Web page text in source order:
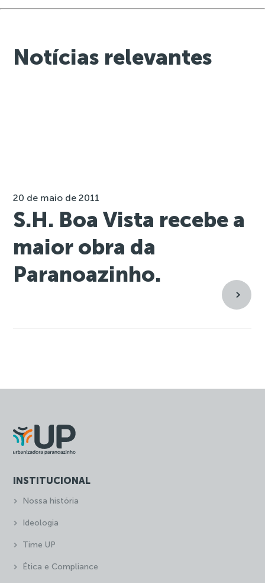
Notícias relevantes
20 de maio de 2011
S.H. Boa Vista recebe a
maior obra da
Paranoazinho.
INSTITUCIONAL
Nossa história
Ideologia
Time UP
Ética e Compliance